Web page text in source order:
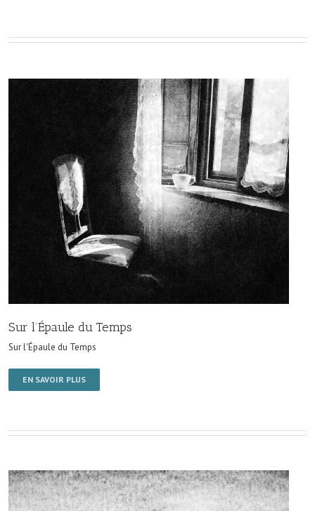
Sur l’Épaule du Temps
Sur l'Épaule du Temps
EN SAVOIR PLUS